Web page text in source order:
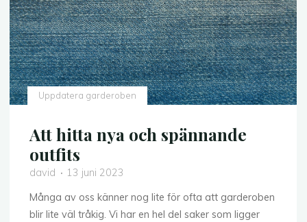
Uppdatera garderoben
Att hitta nya och spännande
outfits
david
13 juni 2023
Många av oss känner nog lite för ofta att garderoben
blir lite väl tråkig. Vi har en hel del saker som ligger